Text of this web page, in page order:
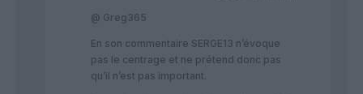
@ Greg365
En son commentaire SERGE13 n’évoque
pas le centrage et ne prétend donc pas
qu’il n’est pas important.